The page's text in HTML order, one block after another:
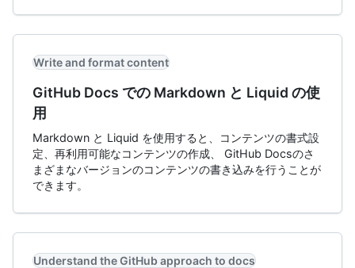
Write and format content
GitHub Docs での Markdown と Liquid の使
用
Markdown と Liquid を使用すると、コンテンツの書式設
定、再利用可能なコンテンツの作成、 GitHub Docsのさ
まざまなバージョンのコンテンツの書き込みを行うことが
できます。
Understand the GitHub approach to docs